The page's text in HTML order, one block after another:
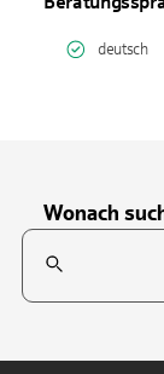
deutsch
Wonach
Suchfeld